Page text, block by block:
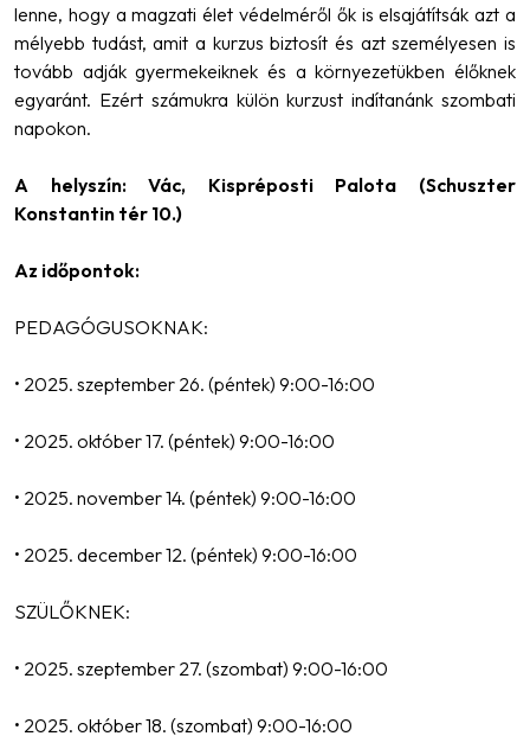
lenne, hogy a magzati élet védelméről ők is elsajátítsák azt a
mélyebb tudást, amit a kurzus biztosít és azt személyesen is
tovább adják gyermekeiknek és a környezetükben élőknek
egyaránt. Ezért számukra külön kurzust indítanánk szombati
napokon.
A helyszín: Vác, Kispréposti Palota (Schuszter
Konstantin tér 10.)
Az időpontok:
PEDAGÓGUSOKNAK:
• 2025. szeptember 26. (péntek) 9:00-16:00
• 2025. október 17. (péntek) 9:00-16:00
• 2025. november 14. (péntek) 9:00-16:00
• 2025. december 12. (péntek) 9:00-16:00
SZÜLŐKNEK:
• 2025. szeptember 27. (szombat) 9:00-16:00
• 2025. október 18. (szombat) 9:00-16:00